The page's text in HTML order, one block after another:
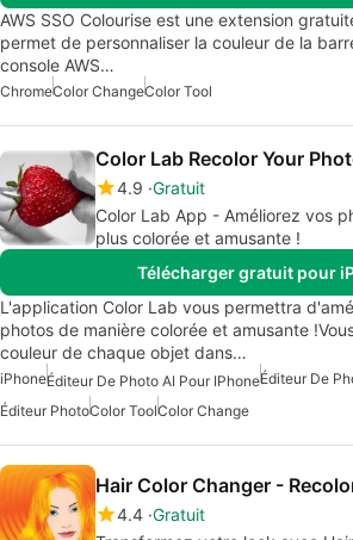
AWS SSO Colourise est une extension
permet de personnaliser la couleur de la
console AWS…
ChromeColor ChangeColor Tool
Color Lab Recolor Your
4.9 Gratuit
Color Lab App - Améliorez vos
plus colorée et amusante !
Télécharger gratuit pour
L'application Color Lab vous permettra
photos de manière colorée et amusante
couleur de chaque objet dans…
iPhoneÉditeur De Photo AI Pour IPhoneÉditeur De
Éditeur PhotoColor ToolColor Change
Hair Color Changer -
4.4 Gratuit